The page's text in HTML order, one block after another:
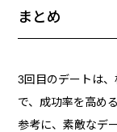
まとめ
3回目のデートは
で、成功率を高め
参考に、素敵なデ